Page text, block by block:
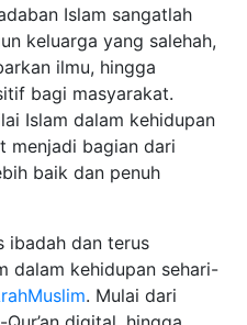
Islam sangatlah
keluarga yang salehah,
ilmu, hingga
bagi masyarakat.
Islam dalam kehidupan
menjadi bagian dari
baik dan penuh
ibadah dan terus
dalam kehidupan sehari-
. Mulai dari